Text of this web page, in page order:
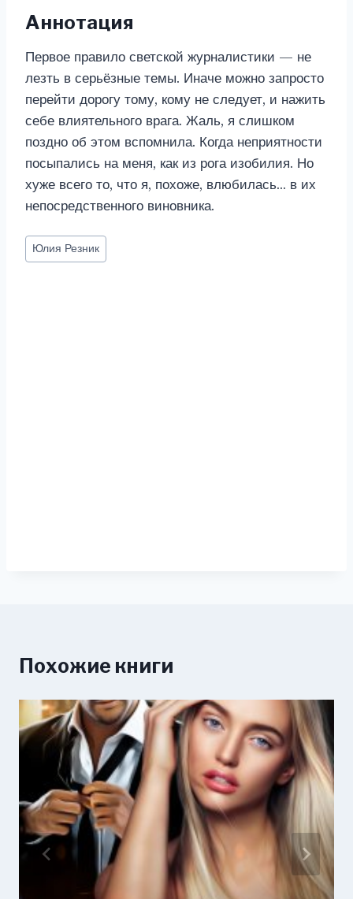
Аннотация
Первое правило светской журналистики — не
лезть в серьёзные темы. Иначе можно запросто
перейти дорогу тому, кому не следует, и нажить
себе влиятельного врага. Жаль, я слишком
поздно об этом вспомнила. Когда неприятности
посыпались на меня, как из рога изобилия. Но
хуже всего то, что я, похоже, влюбилась… в их
непосредственного виновника.
Метки
записи:
Юлия Резник
Похожие книги